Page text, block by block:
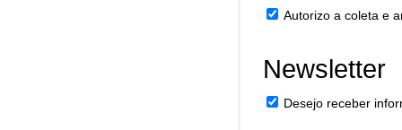
Autorizo a coleta e
Newsletter
Desejo receber